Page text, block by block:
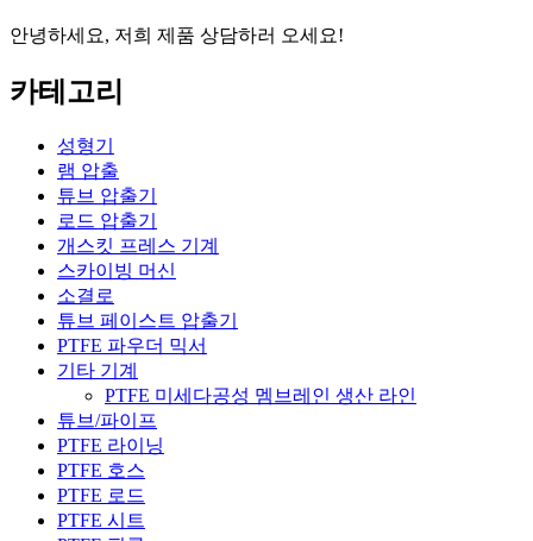
안녕하세요, 저희 제품 상담하러 오세요!
카테고리
성형기
램 압출
튜브 압출기
로드 압출기
개스킷 프레스 기계
스카이빙 머신
소결로
튜브 페이스트 압출기
PTFE 파우더 믹서
기타 기계
PTFE 미세다공성 멤브레인 생산 라인
튜브/파이프
PTFE 라이닝
PTFE 호스
PTFE 로드
PTFE 시트